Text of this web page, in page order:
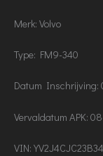
Merk: Volvo
Type: FM9-340
Datum Inschrijving:
Vervaldatum APK:
VIN: